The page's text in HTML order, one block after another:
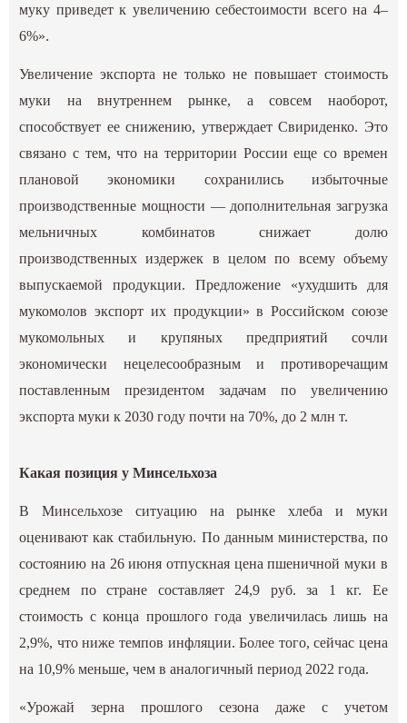
муку приведет к увеличению себестоимости всего на 4–
6%».
Увеличение экспорта не только не повышает стоимость
муки на внутреннем рынке, а совсем наоборот,
способствует ее снижению, утверждает Свириденко. Это
связано с тем, что на территории России еще со времен
плановой экономики сохранились избыточные
производственные мощности — дополнительная загрузка
мельничных комбинатов снижает долю
производственных издержек в целом по всему объему
выпускаемой продукции. Предложение «ухудшить для
мукомолов экспорт их продукции» в Российском союзе
мукомольных и крупяных предприятий сочли
экономически нецелесообразным и противоречащим
поставленным президентом задачам по увеличению
экспорта муки к 2030 году почти на 70%, до 2 млн т.
Какая позиция у Минсельхоза
В Минсельхозе ситуацию на рынке хлеба и муки
оценивают как стабильную. По данным министерства, по
состоянию на 26 июня отпускная цена пшеничной муки в
среднем по стране составляет 24,9 руб. за 1 кг. Ее
стоимость с конца прошлого года увеличилась лишь на
2,9%, что ниже темпов инфляции. Более того, сейчас цена
на 10,9% меньше, чем в аналогичный период 2022 года.
«Урожай зерна прошлого сезона даже с учетом